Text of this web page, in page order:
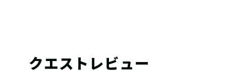
クエストレビュー